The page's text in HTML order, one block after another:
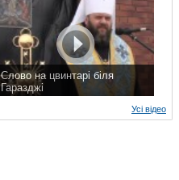
Слово на цвинтарі біля
Гаразджі
Усі відео